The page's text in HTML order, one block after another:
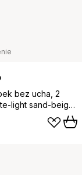
bez ucha, 2
light sand-beige-